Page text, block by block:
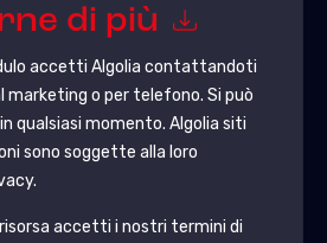
di più
accetti Algolia contattandoti
marketing o per telefono. Si può
qualsiasi momento. Algolia siti
sono soggette alla loro
accetti i nostri termini di